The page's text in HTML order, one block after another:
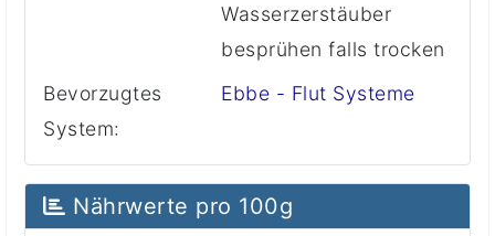
Wasserzerstäuber
besprühen falls trocken
Bevorzugtes
System:
Ebbe - Flut Systeme
Nährwerte pro 100g